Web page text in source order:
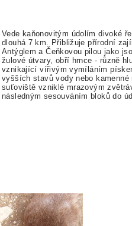
Vede kaňonovitým údolím divoké
dlouhá 7 km. Přibližuje přírodní
Antýglem a Čeňkovou pilou jako
žulové útvary, obří hrnce - různě
vznikající vířivým vymíláním
vyšších stavů vody nebo kamenné
suťoviště vzniklé mrazovým
následným sesouváním bloků do